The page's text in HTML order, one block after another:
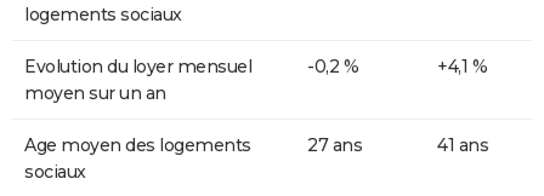
logements sociaux
Evolution du loyer mensuel
moyen sur un an
-0,2 % +4,1 %
Age moyen des logements
sociaux
27 ans 41 ans